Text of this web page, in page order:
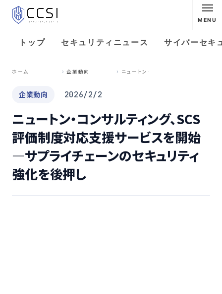
MENU
トップ セキュリティニュース サイバーセキ
ホーム 企業動向
企業動向 2026/2/2
ニュートン・コンサルティング、SCS
評価制度対応支援サービスを開始
—サプライチェーンのセキュリティ
強化を後押し